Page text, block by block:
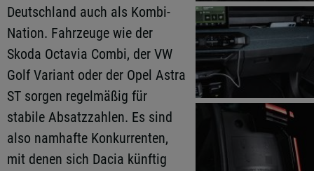
Deutschland auch als Kombi-
Nation. Fahrzeuge wie der
Skoda Octavia Combi, der VW
Golf Variant oder der Opel Astra
ST sorgen regelmäßig für
stabile Absatzzahlen. Es sind
also namhafte Konkurrenten,
mit denen sich Dacia künftig